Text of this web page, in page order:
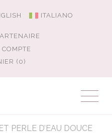
ITALIANO
(0)
PERLE D’EAU DOUCE